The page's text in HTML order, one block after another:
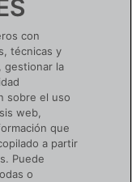
con
técnicas y
gestionar la
sobre el uso
web,
que
a partir
Puede
o